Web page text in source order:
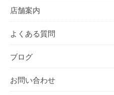
店舗案内
よくある質問
ブログ
お問い合わせ